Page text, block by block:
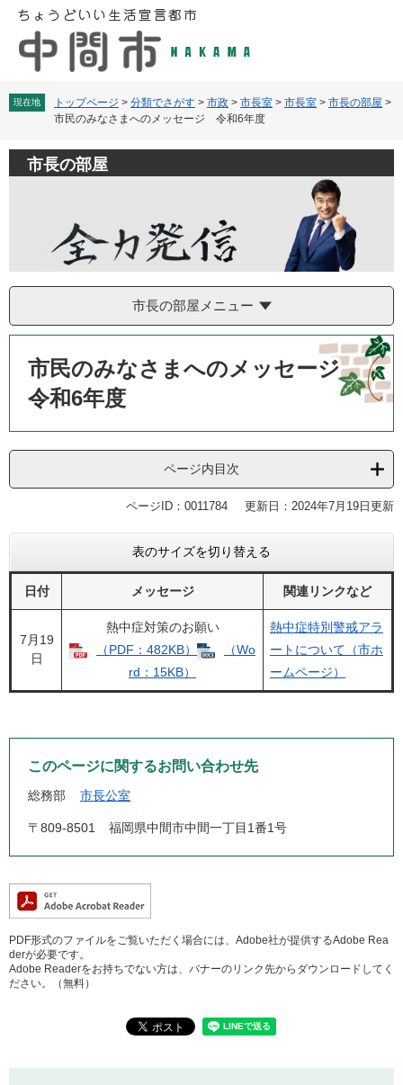
本
現在地 トップページ > 分類でさがす > 市政 > 市長室 > 市長室 > 市長の部屋 >
市民のみなさまへのメッセージ 令和6年度
市長の部屋
市長の部屋メニュー
市民のみなさまへのメッセージ
令和6年度
ページ内目次
ページID：0011784 更新日：2024年7月19日更新
表のサイズを切り替える
日付 メッセージ 関連リンクなど
7月19
日
熱中症対策のお願い​
（PDF：482KB）
（Wo
rd：15KB）
熱中症特別警戒アラ
ートについて（市ホ
ームページ）
このページに関するお問い合わせ先
総務部 市長公室
〒809-8501 福岡県中間市中間一丁目1番1号
PDF形式のファイルをご覧いただく場合には、Adobe社が提供するAdobe Rea
derが必要です。
Adobe Readerをお持ちでない方は、バナーのリンク先からダウンロードしてく
ださい。（無料）